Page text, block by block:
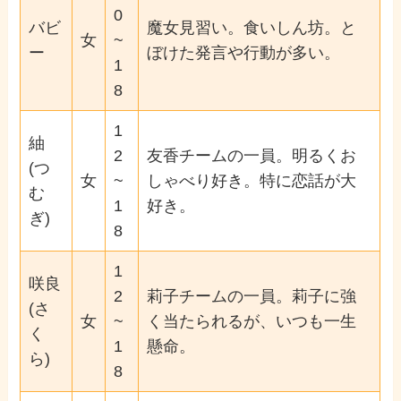
バビ
ー
女
0
~
1
8
魔女見習い。食いしん坊。と
ぼけた発言や行動が多い。
紬
(つ
む
ぎ)
女
1
2
~
1
8
友香チームの一員。明るくお
しゃべり好き。特に恋話が大
好き。
咲良
(さ
く
ら)
女
1
2
~
1
8
莉子チームの一員。莉子に強
く当たられるが、いつも一生
懸命。